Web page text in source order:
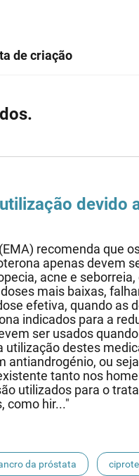
de criação
devido
recomenda que
apenas devem
acne e
mais baixas,
efetiva, quando as
indicados para a
ser usados
destes
antiandrogénio, ou
tanto nos
utilizados para o
como hir..."
da próstata